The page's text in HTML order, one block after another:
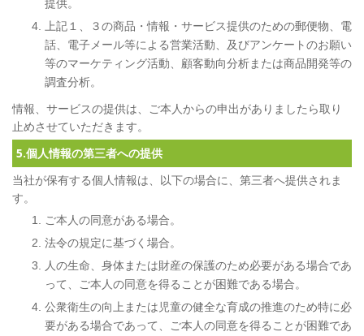
提供。
上記１、３の商品・情報・サービス提供のための郵便物、電
話、電子メール等による営業活動、及びアンケートのお願い
等のマーケティング活動、顧客動向分析または商品開発等の
調査分析。
情報、サービスの提供は、ご本人からの申出がありましたら取り
止めさせていただきます。
5.個人情報の第三者への提供
当社が保有する個人情報は、以下の場合に、第三者へ提供されま
す。
ご本人の同意がある場合。
法令の規定に基づく場合。
人の生命、身体または財産の保護のため必要がある場合であ
って、ご本人の同意を得ることが困難である場合。
公衆衛生の向上または児童の健全な育成の推進のため特に必
要がある場合であって、ご本人の同意を得ることが困難であ